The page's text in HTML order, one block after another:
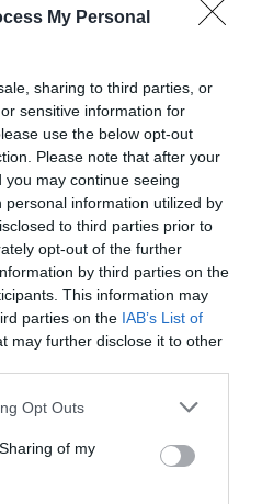
My Personal
sharing to third parties, or
sensitive information for
use the below opt-out
Please note that after your
may continue seeing
information utilized by
to third parties prior to
opt-out of the further
by third parties on the
This information may
parties on the IAB’s List of
may further disclose it to other
app uses one or more Google
behaviour. You may click to
and its third-party tags to
purposes in below Google
Opt Outs
of my
veszek tudomást ezekről
üzenetet is kapott.
dúló viszályt, de
a reményt.
majd eljutunk odáig – talán
–, hogy békésen tudunk
– mondja.
Twitter Pinterest
család
Következő bejegyzés